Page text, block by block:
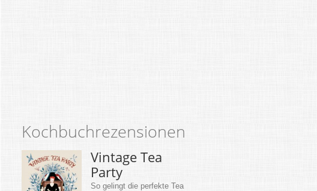
Kochbuchrezensionen
Vintage Tea
Party
So gelingt die perfekte Tea